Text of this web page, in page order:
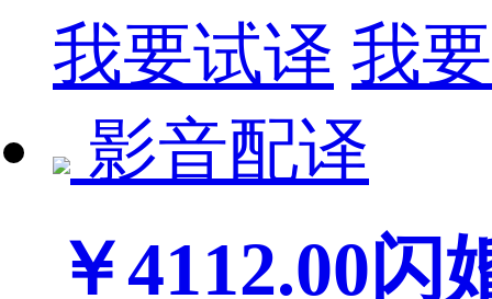
我要试译 我
影音配译
￥4112.00闪